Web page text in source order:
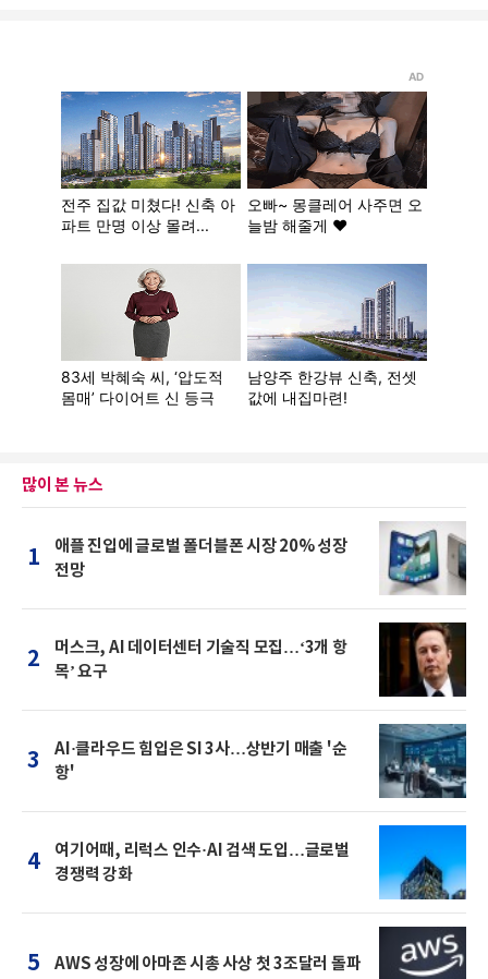
많이 본 뉴스
1
애플 진입에 글로벌 폴더블폰 시장 20% 성장
전망
2
머스크, AI 데이터센터 기술직 모집…‘3개 항
목’ 요구
3
AI·클라우드 힘입은 SI 3사…상반기 매출 '순
항'
4
여기어때, 리럭스 인수·AI 검색 도입…글로벌
경쟁력 강화
5 AWS 성장에 아마존 시총 사상 첫 3조달러 돌파